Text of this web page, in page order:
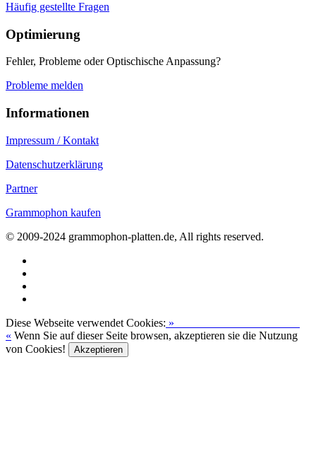
Häufig gestellte Fragen
Optimierung
Fehler, Probleme oder Optischische Anpassung?
Probleme melden
Informationen
Impressum / Kontakt
Datenschutzerklärung
Partner
Grammophon kaufen
© 2009-2024 grammophon-platten.de, All rights reserved.
Diese Webseite verwendet Cookies: »
« Wenn Sie auf dieser Seite browsen, akzeptieren sie die Nutzung
von Cookies!
Akzeptieren